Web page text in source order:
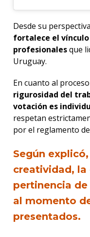
Desde su
fortalece el
profesionalesque
Uruguay.
En cuanto al
rigurosidad del
votación es
respetan
por el reglamento
Según
creatividad,
pertinencia
al momento
presentados.